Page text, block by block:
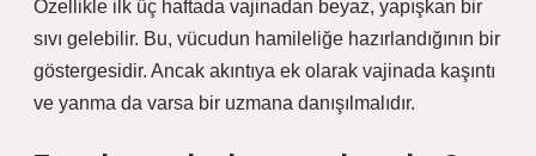
Özellikle ilk üç haftada vajinadan beyaz, yapışkan bir
sıvı gelebilir. Bu, vücudun hamileliğe hazırlandığının bir
göstergesidir. Ancak akıntıya ek olarak vajinada kaşıntı
ve yanma da varsa bir uzmana danışılmalıdır.